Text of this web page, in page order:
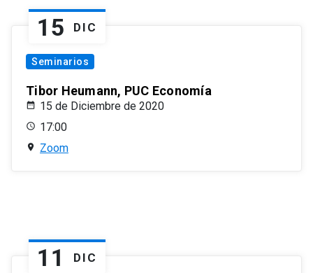
15 DIC
Seminarios
Tibor Heumann, PUC Economía
15 de Diciembre de 2020
17:00
Zoom
11 DIC